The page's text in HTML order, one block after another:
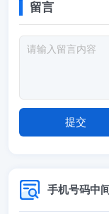
留言
手机号码中